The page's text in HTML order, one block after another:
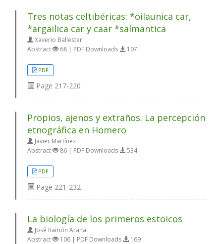
Tres notas celtibéricas: *oilaunica car,
*argailica car y caar *salmantica
Xaverio Ballester
Abstract
68 | PDF Downloads 107
PDF
Page 217-220
Propios, ajenos y extraños. La percepción
etnográfica en Homero
Javier Martínez
Abstract
86 | PDF Downloads 534
PDF
Page 221-232
La biología de los primeros estoicos
José Ramón Arana
Abstract
106 | PDF Downloads 169